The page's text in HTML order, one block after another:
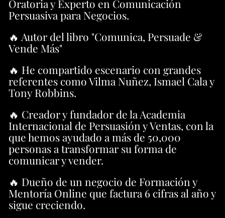
Oratoria y Experto en Comunicación
Persuasiva para Negocios.
🔥 Autor del libro "Comunica, Persuade &
Vende Más"
🔥 He compartido escenario con grandes
referentes como Vilma Nuñez, Ismael Cala y
Tony Robbins.
🔥 Creador y fundador de la Academia
Internacional de Persuasión y Ventas, con la
que hemos ayudado a más de 50,000
personas a transformar su forma de
comunicar y vender.
🔥 Dueño de un negocio de Formación y
Mentoría Online que factura 6 cifras al año y
sigue creciendo.